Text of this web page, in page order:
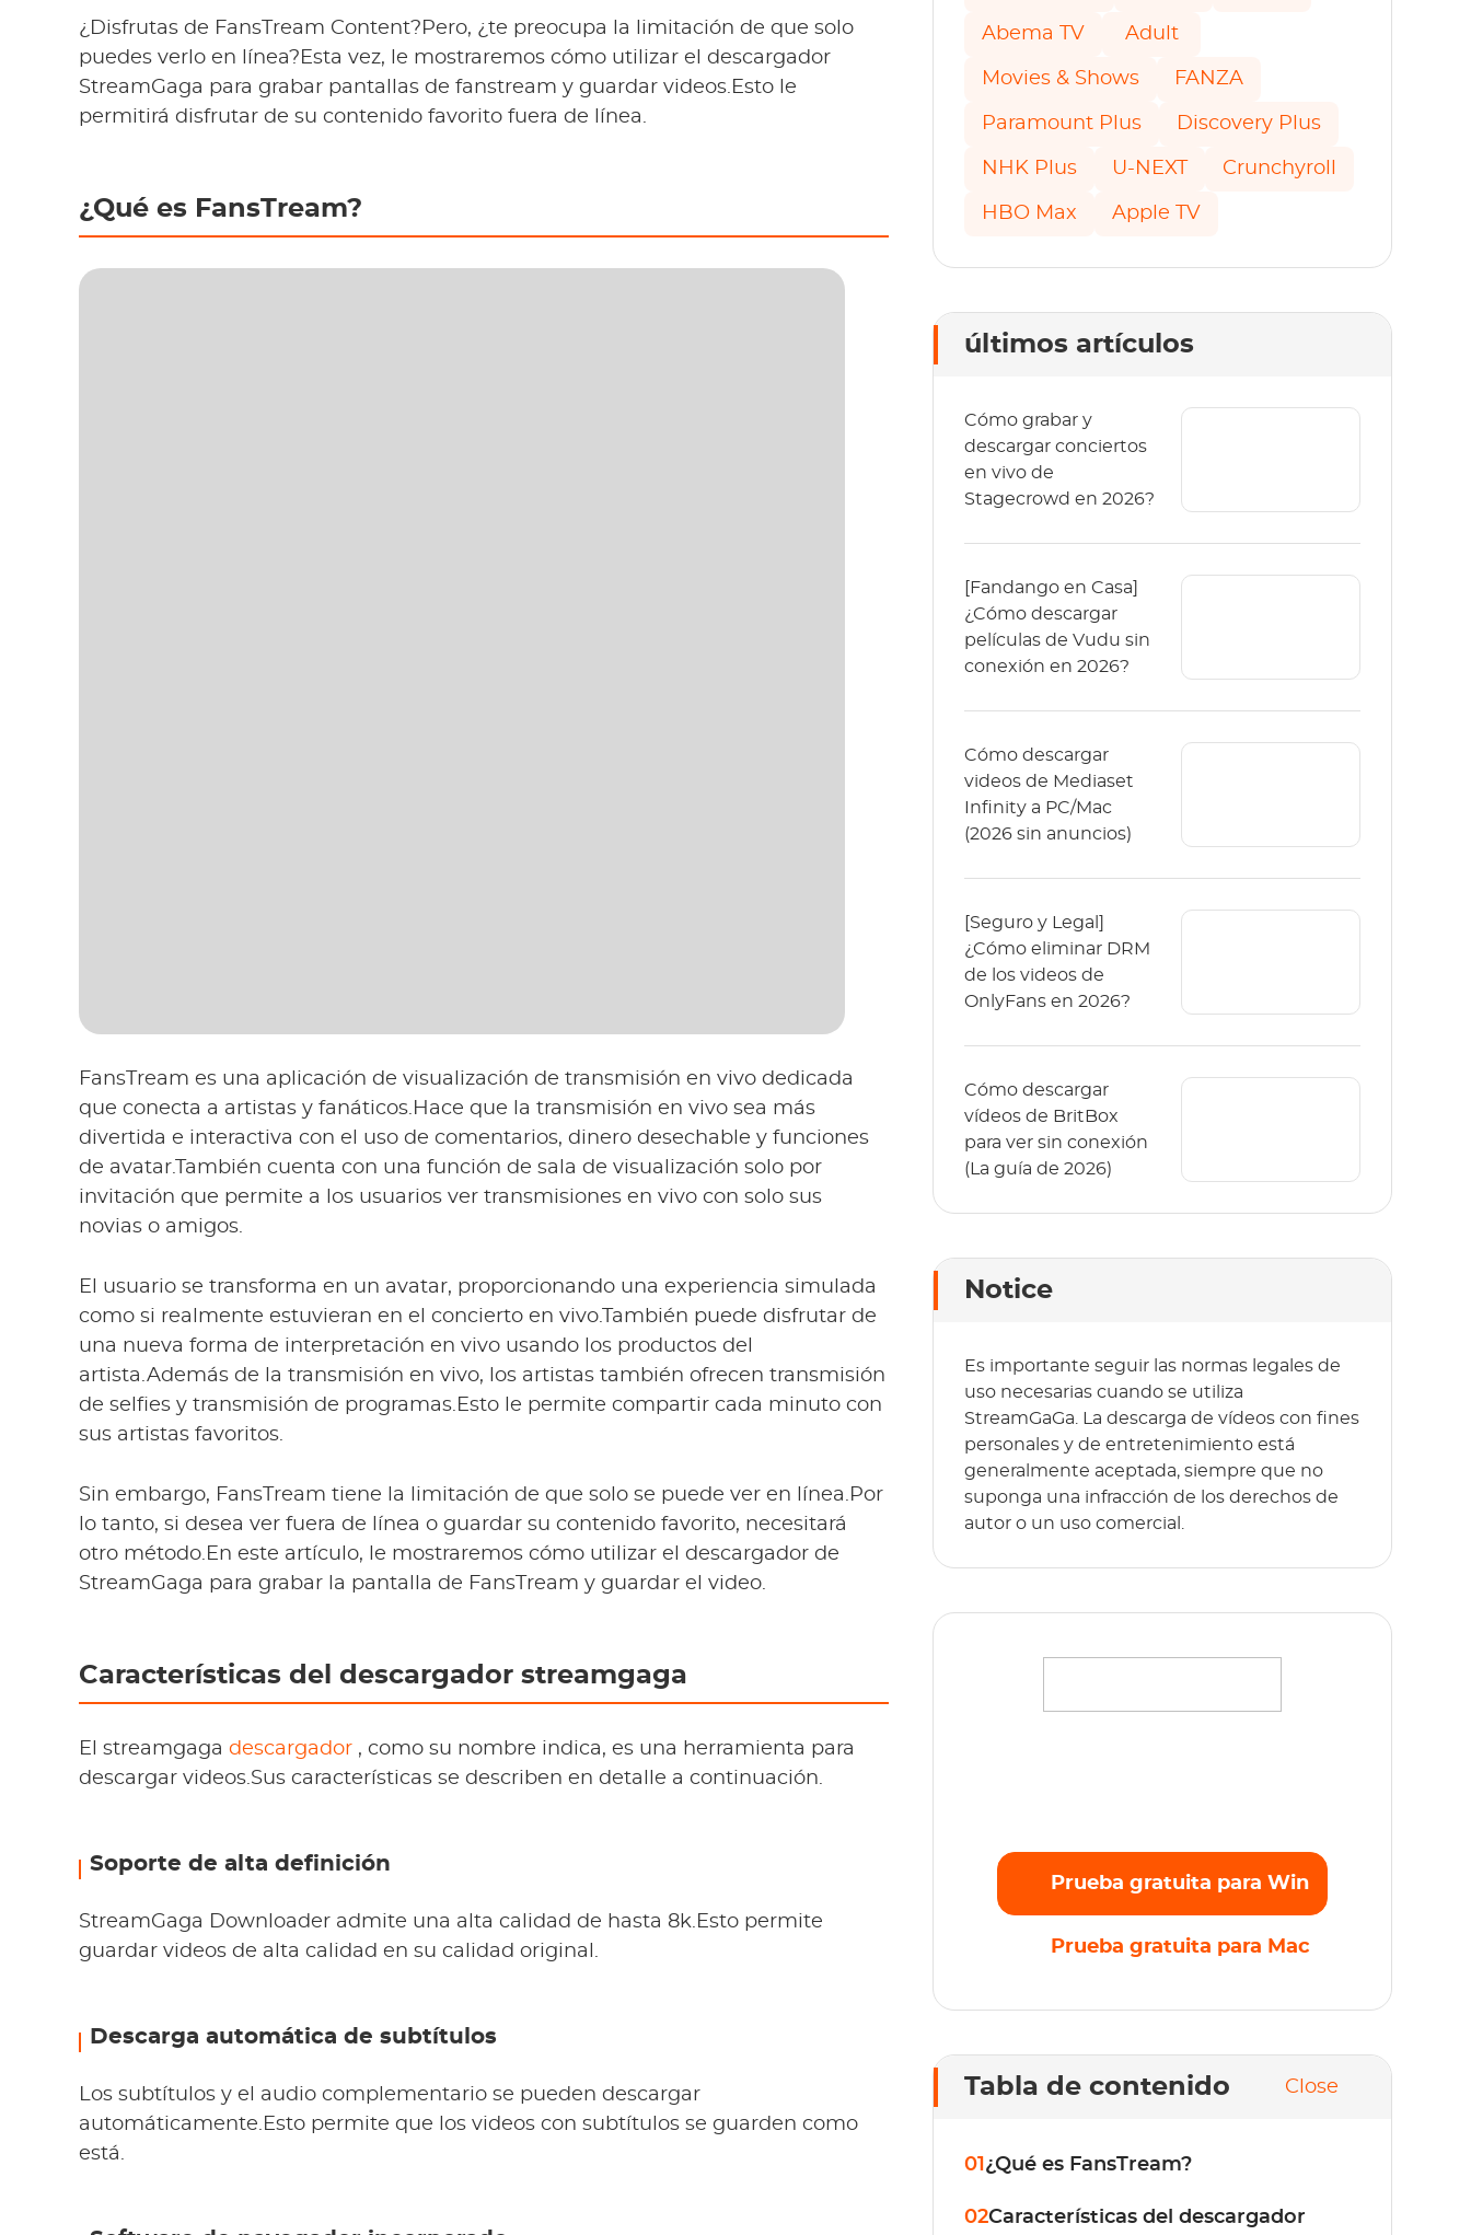
¿Disfrutas de FansTream Content?Pero, ¿te preocupa la limitación de que solo
puedes verlo en línea?Esta vez, le mostraremos cómo utilizar el descargador
StreamGaga para grabar pantallas de fanstream y guardar videos.Esto le
permitirá disfrutar de su contenido favorito fuera de línea.
¿Qué es FansTream?
FansTream es una aplicación de visualización de transmisión en vivo dedicada
que conecta a artistas y fanáticos.Hace que la transmisión en vivo sea más
divertida e interactiva con el uso de comentarios, dinero desechable y funciones
de avatar.También cuenta con una función de sala de visualización solo por
invitación que permite a los usuarios ver transmisiones en vivo con solo sus
novias o amigos.
El usuario se transforma en un avatar, proporcionando una experiencia simulada
como si realmente estuvieran en el concierto en vivo.También puede disfrutar de
una nueva forma de interpretación en vivo usando los productos del
artista.Además de la transmisión en vivo, los artistas también ofrecen transmisión
de selfies y transmisión de programas.Esto le permite compartir cada minuto con
sus artistas favoritos.
Sin embargo, FansTream tiene la limitación de que solo se puede ver en línea.Por
lo tanto, si desea ver fuera de línea o guardar su contenido favorito, necesitará
otro método.En este artículo, le mostraremos cómo utilizar el descargador de
StreamGaga para grabar la pantalla de FansTream y guardar el video.
Características del descargador streamgaga
El streamgaga descargador , como su nombre indica, es una herramienta para
descargar videos.Sus características se describen en detalle a continuación.
Soporte de alta definición
StreamGaga Downloader admite una alta calidad de hasta 8k.Esto permite
guardar videos de alta calidad en su calidad original.
Descarga automática de subtítulos
Los subtítulos y el audio complementario se pueden descargar
automáticamente.Esto permite que los videos con subtítulos se guarden como
está.
Abema TV Adult
Movies & Shows FANZA
Paramount Plus Discovery Plus
NHK Plus U-NEXT Crunchyroll
HBO Max Apple TV
últimos artículos
Cómo grabar y
descargar conciertos
en vivo de
Stagecrowd en 2026?
[Fandango en Casa]
¿Cómo descargar
películas de Vudu sin
conexión en 2026?
Cómo descargar
videos de Mediaset
Infinity a PC/Mac
(2026 sin anuncios)
[Seguro y Legal]
¿Cómo eliminar DRM
de los videos de
OnlyFans en 2026?
Cómo descargar
vídeos de BritBox
para ver sin conexión
(La guía de 2026)
Notice
Es importante seguir las normas legales de
uso necesarias cuando se utiliza
StreamGaGa. La descarga de vídeos con fines
personales y de entretenimiento está
generalmente aceptada, siempre que no
suponga una infracción de los derechos de
autor o un uso comercial.
Prueba gratuita para Win
Prueba gratuita para Mac
Tabla de contenido Close
01 ¿Qué es FansTream?
02Características del descargador